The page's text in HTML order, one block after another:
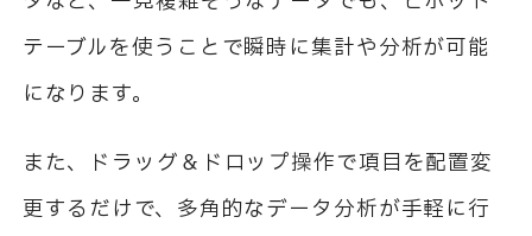
テーブルを使うことで瞬時に集計や分析が可能
になります。
また、ドラッグ＆ドロップ操作で項目を配置変
更するだけで、多角的なデータ分析が手軽に行